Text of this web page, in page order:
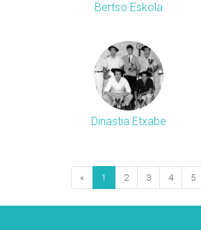
Bertso Eskola
Dinastia Etxabe
« 1 2 3 4 5